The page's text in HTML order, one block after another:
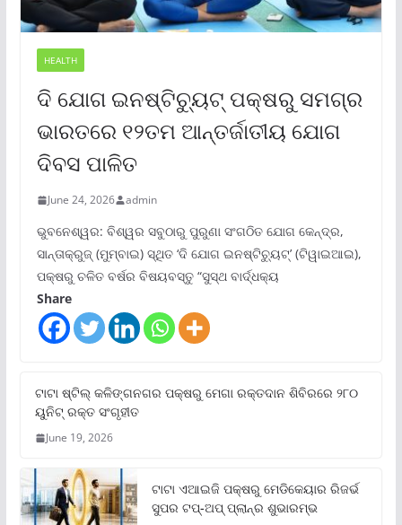
HEALTH
ଦି ଯୋଗ ଇନଷ୍ଟିଚ୍ୟୁଟ୍ ପକ୍ଷରୁ ସମଗ୍ର
ଭାରତରେ ୧୨ତମ ଆନ୍ତର୍ଜାତୀୟ ଯୋଗ
ଦିବସ ପାଳିତ
June 24, 2026 admin
ଭୁବନେଶ୍ୱର: ବିଶ୍ୱର ସବୁଠାରୁ ପୁରୁଣା ସଂଗଠିତ ଯୋଗ କେନ୍ଦ୍ର,
ସାନ୍ତାକ୍ରୁଜ୍ (ମୁମ୍ବାଇ) ସ୍ଥିତ ‘ଦି ଯୋଗ ଇନଷ୍ଟିଚ୍ୟୁଟ୍‌’ (ଟିୱାଇଆଇ),
ପକ୍ଷରୁ ଚଳିତ ବର୍ଷର ବିଷୟବସ୍ତୁ “ସୁସ୍ଥ ବାର୍ଦ୍ଧକ୍ୟ
Share
ଟାଟା ଷ୍ଟିଲ୍‌ କଳିଙ୍ଗନଗର ପକ୍ଷରୁ ମେଗା ରକ୍ତଦାନ ଶିବିରରେ ୨୮୦
ୟୁନିଟ୍‌ ରକ୍ତ ସଂଗୃହୀତ
June 19, 2026
ଟାଟା ଏଆଇଜି ପକ୍ଷରୁ ମେଡିକେୟାର ରିଜର୍ଭ
ସୁପର ଟପ୍‌-ଅପ୍ ପ୍ଲାନ୍‌ର ଶୁଭାରମ୍ଭ